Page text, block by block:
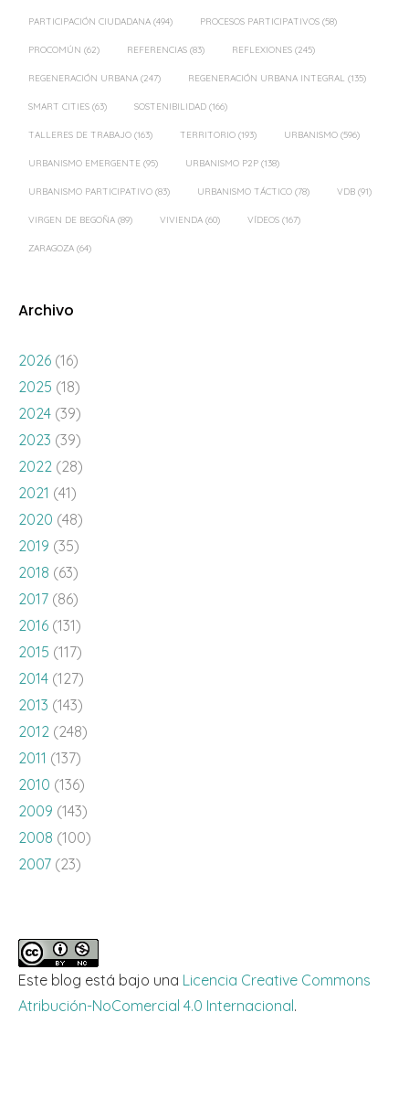
PARTICIPACIÓN CIUDADANA (494) PROCESOS PARTICIPATIVOS (58)
PROCOMÚN (62) REFERENCIAS (83) REFLEXIONES (245)
REGENERACIÓN URBANA (247) REGENERACIÓN URBANA INTEGRAL (135)
SMART CITIES (63) SOSTENIBILIDAD (166)
TALLERES DE TRABAJO (163) TERRITORIO (193) URBANISMO (596)
URBANISMO EMERGENTE (95) URBANISMO P2P (138)
URBANISMO PARTICIPATIVO (83) URBANISMO TÁCTICO (78) VDB (91)
VIRGEN DE BEGOÑA (89) VIVIENDA (60) VÍDEOS (167)
ZARAGOZA (64)
Archivo
2026 (16)
2025 (18)
2024 (39)
2023 (39)
2022 (28)
2021 (41)
2020 (48)
2019 (35)
2018 (63)
2017 (86)
2016 (131)
2015 (117)
2014 (127)
2013 (143)
2012 (248)
2011 (137)
2010 (136)
2009 (143)
2008 (100)
2007 (23)
Este blog está bajo una Licencia Creative Commons
Atribución-NoComercial 4.0 Internacional.